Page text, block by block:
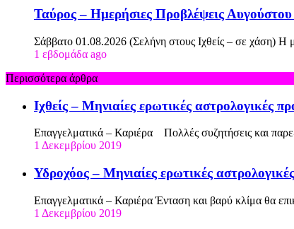
Ταύρος – Ημερήσιες Προβλέψεις
Σάββατο 01.08.2026 (Σελήνη στους Ιχθείς – σε χάση)
1 εβδομάδα ago
Περισσότερα άρθρα
Ιχθείς – Μηνιαίες ερωτικές αστρολογικές
Επαγγελματικά – Καριέρα Πολλές συζητήσεις και
1 Δεκεμβρίου 2019
Υδροχόος – Μηνιαίες ερωτικές
Επαγγελματικά – Καριέρα Ένταση και βαρύ κλίμα θα
1 Δεκεμβρίου 2019